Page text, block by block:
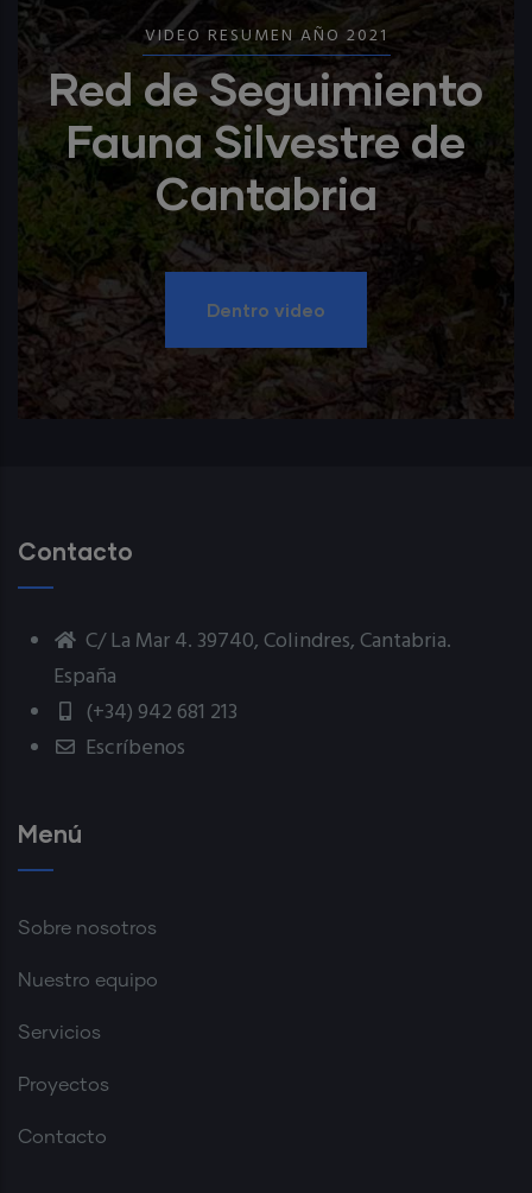
VIDEO RESUMEN AÑO 2021
Red de Seguimiento
Fauna Silvestre de
Cantabria
Dentro video
Contacto
C/ La Mar 4. 39740, Colindres, Cantabria.
España
(+34) 942 681 213
Escríbenos
Menú
Sobre nosotros
Nuestro equipo
Servicios
Proyectos
Contacto